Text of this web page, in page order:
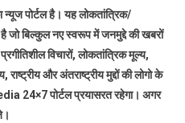
पोर्टल है। यह लोकतांत्रिक/
है जो बिल्कुल नए स्वरूप में जनमुद्दे की खबरों
विचारों, लोकतांत्रिक मूल्य,
और अंतराष्ट्रीय मुद्दों की लोगो के
24×7 पोर्टल प्रयासरत रहेगा। अगर